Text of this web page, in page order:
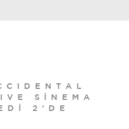
SINEMA
2'DE